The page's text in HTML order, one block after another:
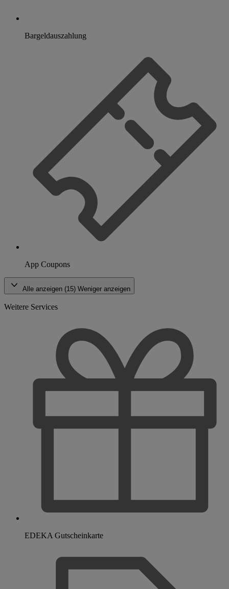
Bargeldauszahlung
App Coupons
Alle anzeigen (15) Weniger anzeigen
Weitere Services
EDEKA Gutscheinkarte